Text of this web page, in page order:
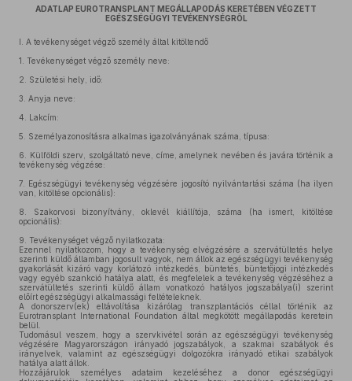
ADATLAP EUROTRANSPLANT MEGÁLLAPODÁS KERETÉBEN VÉGZETT
EGÉSZSÉGÜGYI TEVÉKENYSÉGRŐL
I. A tevékenységet végző személy által kitöltendő
1.
Tevékenységet végző személy neve:
2.
Születési hely, idő:
3. Anyja neve:
4.
Lakcím:
5.
Személyazonosításra alkalmas igazolványának száma, típusa:
6.
Külföldi szerv, szolgáltató neve, címe, amelynek nevében és javára történik a
tevékenység végzése:
7.
Egészségügyi tevékenység végzésére jogosító nyilvántartási száma (ha ilyen
van, kitöltése opcionális):
8.
Szakorvosi bizonyítvány, oklevél kiállítója, száma (ha ismert, kitöltése
opcionális):
9.
Tevékenységet végző nyilatkozata:
Ezennel nyilatkozom, hogy a tevékenység elvégzésére a szervátültetés helye
szerinti küldő államban jogosult vagyok, nem állok az egészségügyi tevékenység
gyakorlását kizáró vagy korlátozó intézkedés, büntetés, büntetőjogi intézkedés
vagy egyéb szankció hatálya alatt, és megfelelek a tevékenység végzéséhez a
szervátültetés szerinti küldő állam vonatkozó hatályos jogszabálya(i) szerint
előírt egészségügyi alkalmassági feltételeknek.
A donorszerv(ek) eltávolítása kizárólag transzplantációs céllal történik az
Eurotransplant International Foundation által megkötött megállapodás keretein
belül.
Tudomásul veszem, hogy a szervkivétel során az egészségügyi tevékenység
végzésére Magyarországon irányadó jogszabályok, a szakmai szabályok és
irányelvek, valamint az egészségügyi dolgozókra irányadó etikai szabályok
hatálya alatt állok.
Hozzájárulok személyes adataim kezeléséhez a donor egészségügyi